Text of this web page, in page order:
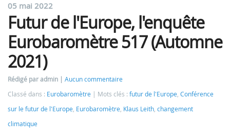
05 mai 2022
Futur de l'Europe, l'enquête
Eurobaromètre 517 (Automne
2021)
Rédigé par admin
Aucun commentaire
Classé dans : Eurobaromètre Mots clés : futur de l'Europe, Conférence
sur le futur de l'Europe, Eurobaromètre, Klaus Leith, changement
climatique